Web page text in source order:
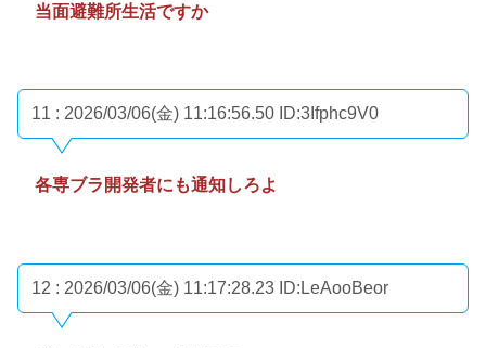
当面避難所生活ですか
11 : 2026/03/06(金) 11:16:56.50 ID:3Ifphc9V0
各専ブラ開発者にも通知しろよ
12 : 2026/03/06(金) 11:17:28.23 ID:LeAooBeor